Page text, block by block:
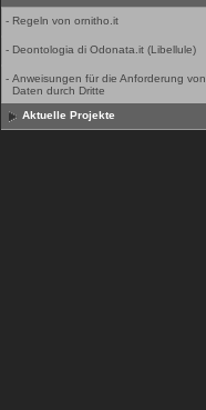
- Regeln von ornitho.it
- Deontologia di Odonata.it (Libellule)
- Anweisungen für die Anforderung von
Daten durch Dritte
Aktuelle Projekte